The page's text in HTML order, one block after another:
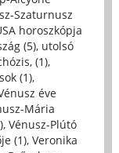
Szaturnusz
horoszkópja
(5), utolsó
(1),
(1),
éve
Mária
, Vénusz-Plútó
(1), Veronika